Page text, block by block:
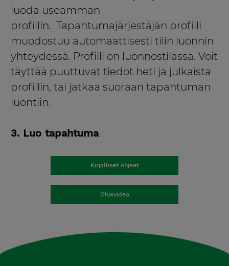
luoda useamman
profiilin. Tapahtumajärjestäjän profiili
muodostuu automaattisesti tilin luonnin
yhteydessä. Profiili on luonnostilassa. Voit
täyttää puuttuvat tiedot heti ja julkaista
profiilin, tai jatkaa suoraan tapahtuman
luontiin.
3. Luo tapahtuma
Kirjalliset ohjeet
Ohjevideo